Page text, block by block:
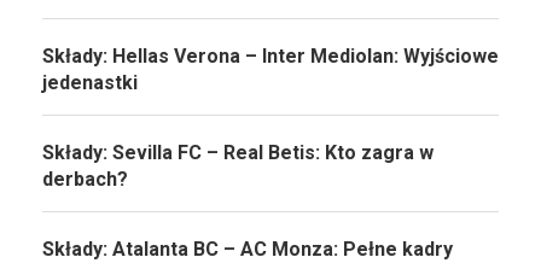
Składy: Hellas Verona – Inter Mediolan: Wyjściowe
jedenastki
Składy: Sevilla FC – Real Betis: Kto zagra w
derbach?
Składy: Atalanta BC – AC Monza: Pełne kadry